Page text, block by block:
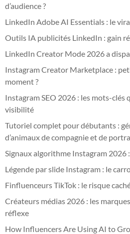
d’audience ?
LinkedIn Adobe AI Essentials : le
Outils IA publicités LinkedIn : gain
LinkedIn Creator Mode 2026 a
Instagram Creator Marketplace :
moment ?
Instagram SEO 2026 : les mots-clés
visibilité
Tutoriel complet pour débutants :
d’animaux de compagnie et de
Signaux algorithme Instagram 2026
Légende par slide Instagram : le
Finfluenceurs TikTok : le risque
Créateurs médias 2026 : les
réflexe
How Influencers Are Using AI to